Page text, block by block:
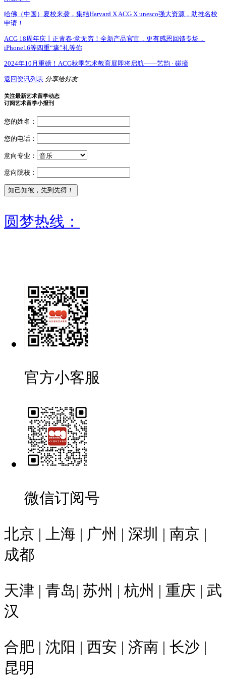
哈佛（中国）夏校来袭，集结Harvard X ACG X unesco强大资源，助推名校
申请！
ACG 18周年庆丨正青春·意无穷！全新产品官宣，更有感恩回馈专场，
iPhone16等四重“壕”礼等你
2024年10月重磅！ACG秋季艺术教育展即将启航——艺韵 · 碰撞
返回资讯列表 分享给好友
关注最新艺术留学动态
订阅艺术留学小报刊
您的姓名：
您的电话：
意向专业：
意向院校：
圆梦热线：
官方小客服
微信订阅号
北京 | 上海 | 广州 | 深圳 | 南京 |
成都
天津 | 青岛| 苏州 | 杭州 | 重庆 | 武
汉
合肥 | 沈阳 | 西安 | 济南 | 长沙 |
昆明